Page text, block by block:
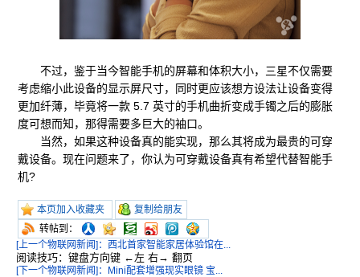
不过，鉴于当今智能手机的屏幕和体积大小，三星不仅需要
考虑缩小此设备的显示屏尺寸，同时更应该想方设法让设备变得
更加纤薄，毕竟将一款 5.7 英寸的手机曲折变成手镯之后的膨胀
度可想而知，那得需要多巨大的袖口。
当然，如果这种设备真的能实现，那么其将成为最贵的可穿
戴设备。现在问题来了，你认为可穿戴设备真有希望代替智能手
机?
本页加入收藏夹
复制给朋友
转帖到：
[上一个物联网新闻]：西北首家智能家居体验馆在...
阅读技巧：键盘方向键 ←左 右→ 翻页
[下一个物联网新闻]：Mini配套增强现实眼镜 宝...